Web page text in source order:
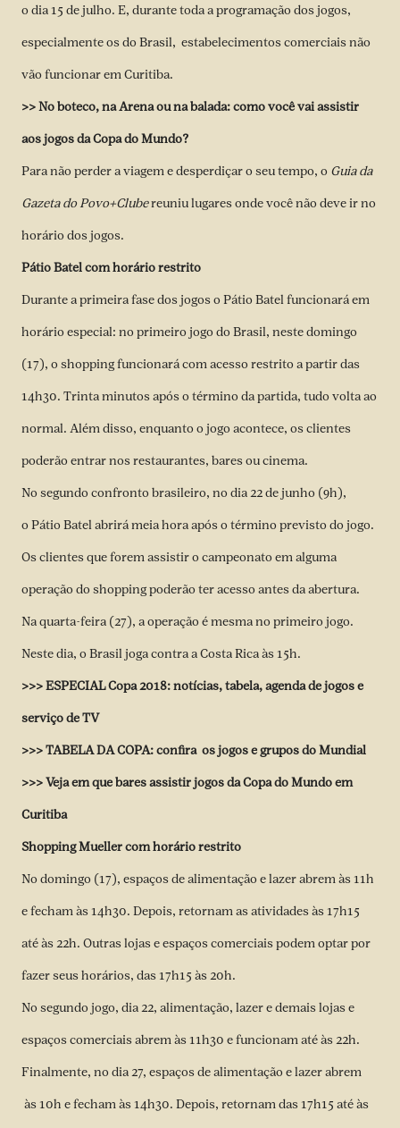
o dia 15 de julho. E, durante toda a programação dos jogos,
especialmente os do Brasil, estabelecimentos comerciais não
vão funcionar em Curitiba.
>> No boteco, na Arena ou na balada: como você vai assistir
aos jogos da Copa do Mundo?
Para não perder a viagem e desperdiçar o seu tempo, o Guia da
Gazeta do Povo+Clubereuniu lugares onde você não deve ir no
horário dos jogos.
Pátio Batel com horário restrito
Durante a primeira fase dos jogos o Pátio Batel funcionará em
horário especial: no primeiro jogo do Brasil, neste domingo
(17), o shopping funcionará com acesso restrito a partir das
14h30. Trinta minutos após o término da partida, tudo volta ao
normal. Além disso, enquanto o jogo acontece, os clientes
poderão entrar nos restaurantes, bares ou cinema.
No segundo confronto brasileiro, no dia 22 de junho (9h),
o Pátio Batel abrirá meia hora após o término previsto do jogo.
Os clientes que forem assistir o campeonato em alguma
operação do shopping poderão ter acesso antes da abertura.
Na quarta-feira (27), a operação é mesma no primeiro jogo.
Neste dia, o Brasil joga contra a Costa Rica às 15h.
>>> ESPECIAL Copa 2018: notícias, tabela, agenda de jogos e
serviço de TV
>>> TABELA DA COPA: confira os jogos e grupos do Mundial
>>> Veja em que bares assistir jogos da Copa do Mundo em
Curitiba
Shopping Mueller com horário restrito
No domingo (17), espaços de alimentação e lazer abrem às 11h
e fecham às 14h30. Depois, retornam as atividades às 17h15
até às 22h. Outras lojas e espaços comerciais podem optar por
fazer seus horários, das 17h15 às 20h.
No segundo jogo, dia 22, alimentação, lazer e demais lojas e
espaços comerciais abrem às 11h30 e funcionam até às 22h.
Finalmente, no dia 27, espaços de alimentação e lazer abrem
às 10h e fecham às 14h30. Depois, retornam das 17h15 até às